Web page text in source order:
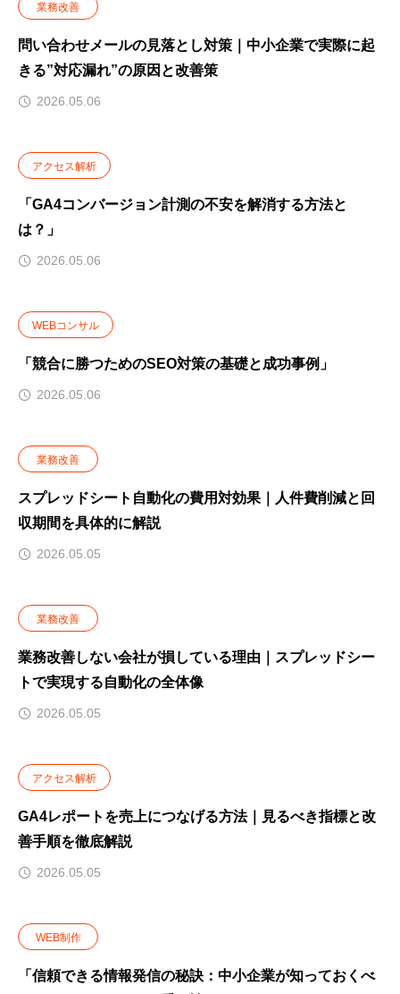
業務改善
問い合わせメールの見落とし対策｜中小企業で実際に起
きる”対応漏れ”の原因と改善策
2026.05.06
アクセス解析
「GA4コンバージョン計測の不安を解消する方法と
は？」
2026.05.06
WEBコンサル
「競合に勝つためのSEO対策の基礎と成功事例」
2026.05.06
業務改善
スプレッドシート自動化の費用対効果｜人件費削減と回
収期間を具体的に解説
2026.05.05
業務改善
業務改善しない会社が損している理由｜スプレッドシー
トで実現する自動化の全体像
2026.05.05
アクセス解析
GA4レポートを売上につなげる方法｜見るべき指標と改
善手順を徹底解説
2026.05.05
WEB制作
「信頼できる情報発信の秘訣：中小企業が知っておくべ